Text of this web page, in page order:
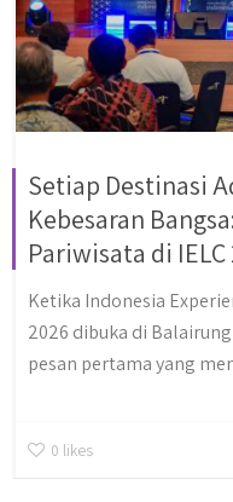
Setiap Destinasi
Kebesaran
Pariwisata di IELC
Ketika Indonesia
2026 dibuka di
pesan pertama yang
0 likes